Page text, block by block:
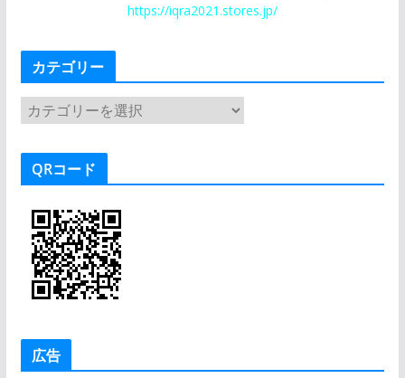
https://iqra2021.stores.jp/
カテゴリー
カ
テ
ゴ
QRコード
広告